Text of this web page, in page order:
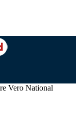
Vero National